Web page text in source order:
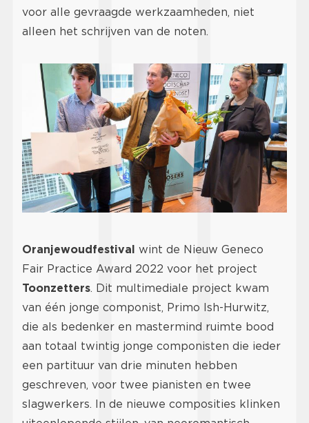
voor alle gevraagde werkzaamheden, niet
alleen het schrijven van de noten.
Oranjewoudfestival wint de Nieuw Geneco
Fair Practice Award 2022 voor het project
Toonzetters. Dit multimediale project kwam
van één jonge componist, Primo Ish-Hurwitz,
die als bedenker en mastermind ruimte bood
aan totaal twintig jonge componisten die ieder
een partituur van drie minuten hebben
geschreven, voor twee pianisten en twee
slagwerkers. In de nieuwe composities klinken